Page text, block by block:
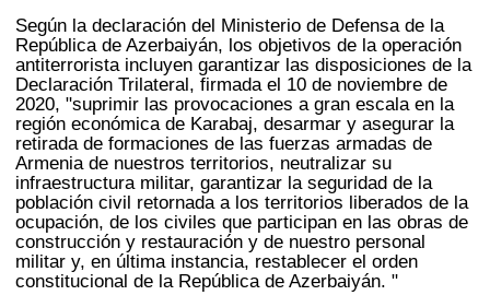
Según la declaración del Ministerio de Defensa de la
República de Azerbaiyán, los objetivos de la operación
antiterrorista incluyen garantizar las disposiciones de la
Declaración Trilateral, firmada el 10 de noviembre de
2020, "suprimir las provocaciones a gran escala en la
región económica de Karabaj, desarmar y asegurar la
retirada de formaciones de las fuerzas armadas de
Armenia de nuestros territorios, neutralizar su
infraestructura militar, garantizar la seguridad de la
población civil retornada a los territorios liberados de la
ocupación, de los civiles que participan en las obras de
construcción y restauración y de nuestro personal
militar y, en última instancia, restablecer el orden
constitucional de la República de Azerbaiyán. "